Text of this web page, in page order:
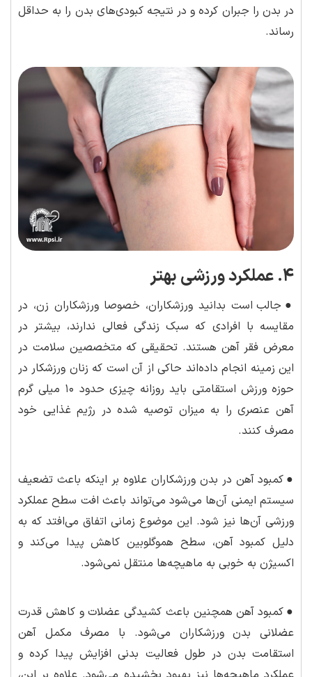
در بدن را جبران کرده و در نتیجه کبودی‌های بدن را به حداقل
رساند.
۴. عملکرد ورزشی بهتر
● جالب است بدانید ورزشکاران، خصوصا ورزشکاران زن، در
مقایسه با افرادی که سبک زندگی فعالی ندارند، بیشتر در
معرض فقر آهن هستند. تحقیقی که متخصصین سلامت در
این زمینه انجام داده‌اند حاکی از آن است که زنان ورزشکار در
حوزه ورزش استقامتی باید روزانه چیزی حدود ۱۰ میلی گرم
آهن عنصری را به میزان توصیه شده در رژیم غذایی خود
مصرف کنند.
● کمبود آهن در بدن ورزشکاران علاوه بر اینکه باعث تضعیف
سیستم ایمنی آن‌ها می‌شود می‌تواند باعث افت سطح عملکرد
ورزشی آن‌ها نیز شود. این موضوع زمانی اتفاق می‌افتد که به
دلیل کمبود آهن، سطح هموگلوبین کاهش پیدا می‌کند و
اکسیژن به خوبی به ماهیچه‌ها منتقل نمی‌شود.
● کمبود آهن همچنین باعث کشیدگی عضلات و کاهش قدرت
عضلانی بدن ورزشکاران می‌شود. با مصرف مکمل آهن
استقامت بدن در طول فعالیت بدنی افزایش پیدا کرده و